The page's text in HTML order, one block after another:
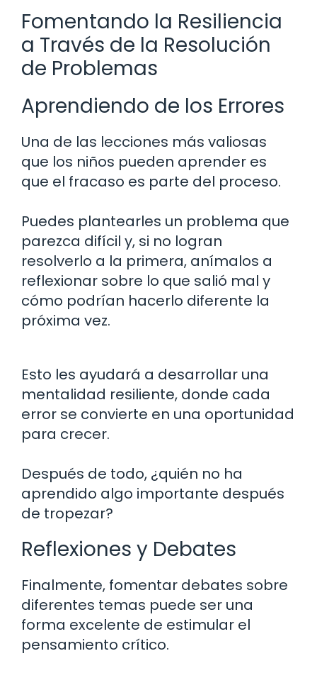
Fomentando la Resiliencia
a Través de la Resolución
de Problemas
Aprendiendo de los Errores
Una de las lecciones más valiosas
que los niños pueden aprender es
que el fracaso es parte del proceso.
Puedes plantearles un problema que
parezca difícil y, si no logran
resolverlo a la primera, anímalos a
reflexionar sobre lo que salió mal y
cómo podrían hacerlo diferente la
próxima vez.
Esto les ayudará a desarrollar una
mentalidad resiliente, donde cada
error se convierte en una oportunidad
para crecer.
Después de todo, ¿quién no ha
aprendido algo importante después
de tropezar?
Reflexiones y Debates
Finalmente, fomentar debates sobre
diferentes temas puede ser una
forma excelente de estimular el
pensamiento crítico.